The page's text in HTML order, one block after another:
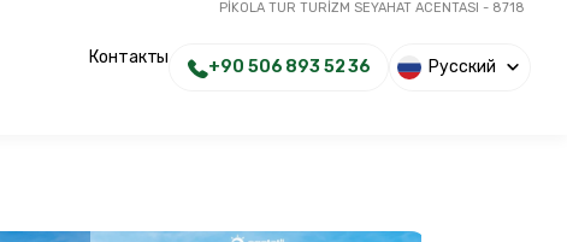
PİKOLA TUR TURİZM SEYAHAT ACENTASI - 8718
Контакты +90 506 893 52 36 Русский